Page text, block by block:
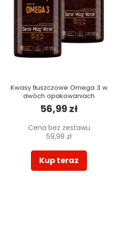
Kwasy tłuszczowe Omega 3 w
dwóch opakowaniach
56,99 zł
Cena bez zestawu
59,98 zł
Kup teraz